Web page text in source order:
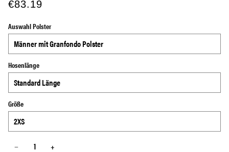
€83.19
Auswahl Polster
Hosenlänge
Größe
− +